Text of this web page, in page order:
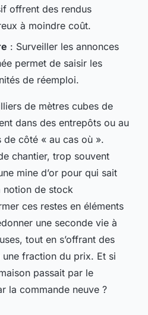
offrent des rendus
à moindre coût.
: Surveiller les annonces
permet de saisir les
de réemploi.
de mètres cubes de
dans des entrepôts ou au
côté « au cas où ».
chantier, trop souvent
mine d’or pour qui sait
notion de stock
ces restes en éléments
une seconde vie à
tout en s’offrant des
fraction du prix. Et si
passait par le
la commande neuve ?